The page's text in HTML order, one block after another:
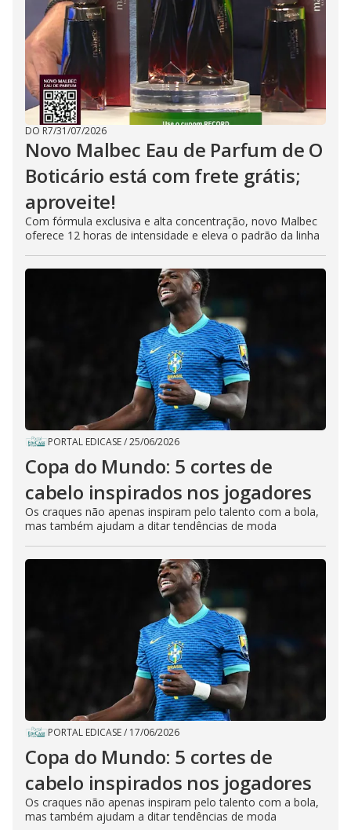
DO R7/31/07/2026
Novo Malbec Eau de Parfum de O
Boticário está com frete grátis;
aproveite!
Com fórmula exclusiva e alta concentração, novo Malbec
oferece 12 horas de intensidade e eleva o padrão da linha
PORTAL EDICASE/25/06/2026
Copa do Mundo: 5 cortes de
cabelo inspirados nos jogadores
Os craques não apenas inspiram pelo talento com a bola,
mas também ajudam a ditar tendências de moda
PORTAL EDICASE/ 17/06/2026
Copa do Mundo: 5 cortes de
cabelo inspirados nos jogadores
Os craques não apenas inspiram pelo talento com a bola,
mas também ajudam a ditar tendências de moda